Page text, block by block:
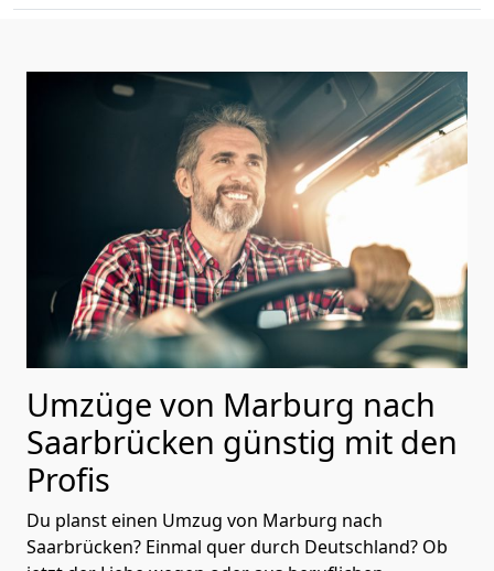
Umzüge von Marburg nach
Saarbrücken günstig mit den
Profis
Du planst einen Umzug von Marburg nach
Saarbrücken? Einmal quer durch Deutschland? Ob